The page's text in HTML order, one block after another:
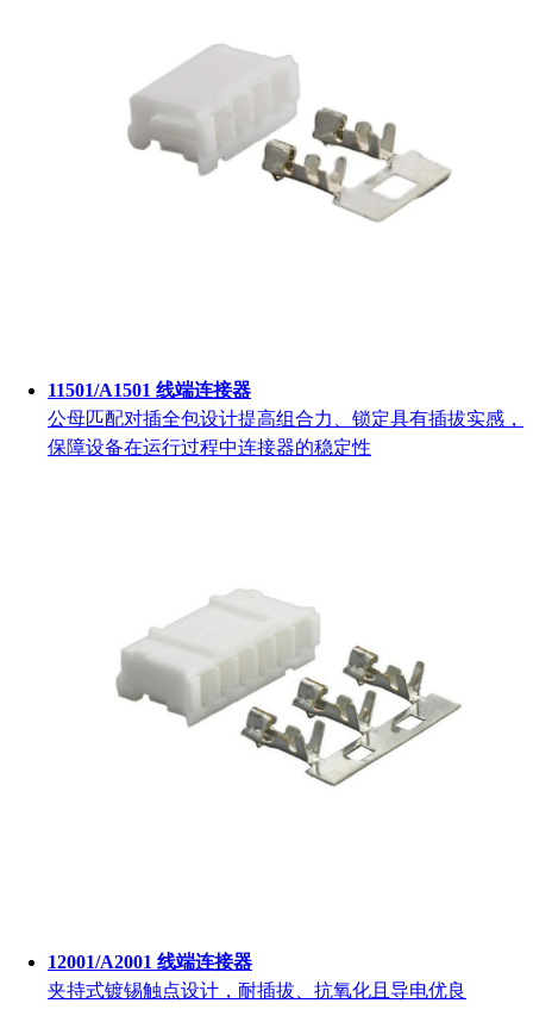
11501/A1501 线端连接器
公母匹配对插全包设计提高组合力、锁定具有插拔实感，
保障设备在运行过程中连接器的稳定性
12001/A2001 线端连接器
夹持式镀锡触点设计，耐插拔、抗氧化且导电优良